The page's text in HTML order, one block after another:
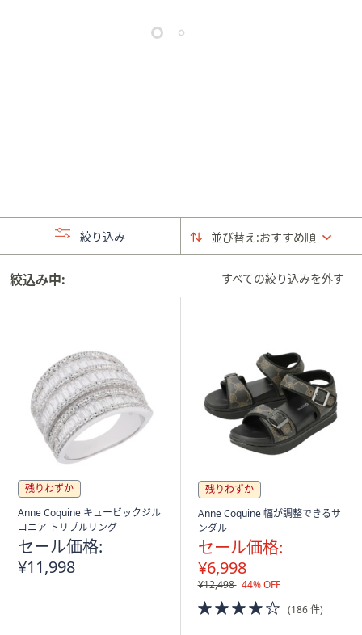
チ
バ
イ
て
閲
覧
で
き
並び替え:おすすめ順
絞り込み
すべての絞り込みを外す
絞込み中:
残りわずか
Anne Coquine キュービックジル
コニア トリプルリング
セール価格:
¥11,998
残りわずか
Anne Coquine 幅が調整できるサ
ンダル
セール価格:
¥6,998
¥12,498 44% OFF
4.0
of
(186 件)